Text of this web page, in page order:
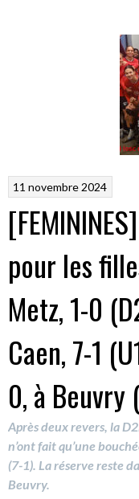
11 novembre 2024
pour les
Metz, 1-0
Caen, 7-1
0, à Beuvry
Après deux revers, la
n’ont fait qu’une
(7-1). La réserve reste
Beuvry.